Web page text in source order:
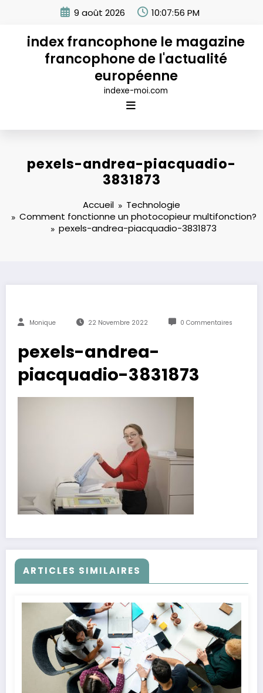
9 août 2026 10:07:56 PM
index francophone le magazine
francophone de l'actualité
européenne
indexe-moi.com
pexels-andrea-piacquadio-
3831873
Accueil
Technologie
Comment fonctionne un photocopieur multifonction?
pexels-andrea-piacquadio-3831873
Monique 22 Novembre 2022 0 Commentaires
pexels-andrea-
piacquadio-3831873
ARTICLES SIMILAIRES